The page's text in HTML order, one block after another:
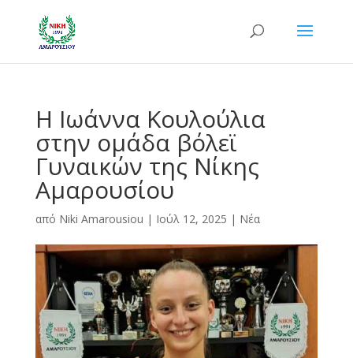
Η Ιωάννα Κουλούλια
στην ομάδα βόλεϊ
Γυναικών της Νίκης
Αμαρουσίου
από Niki Amarousiou | Ιούλ 12, 2025 | Νέα